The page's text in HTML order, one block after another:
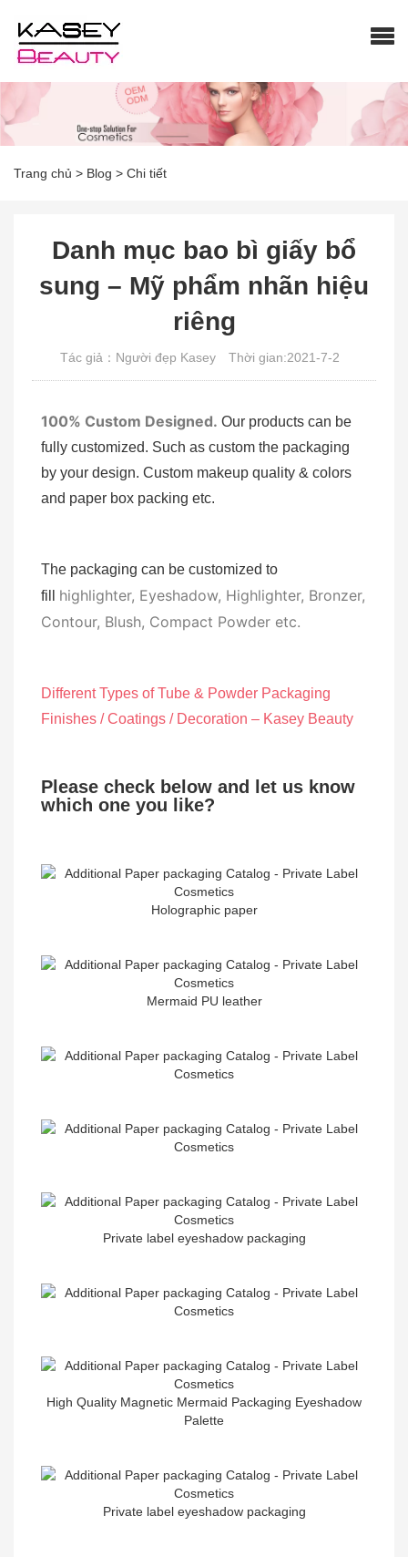
Trang chủ > Blog > Chi tiết
Danh mục bao bì giấy bổ
sung – Mỹ phẩm nhãn hiệu
riêng
Tác giả：Người đẹp Kasey Thời gian:2021-7-2
100% Custom Designed. Our products can be
fully customized. Such as custom the packaging
by your design. Custom makeup quality & colors
and paper box packing etc.
The packaging can be customized to
fill highlighter, Eyeshadow, Highlighter, Bronzer,
Contour, Blush, Compact Powder etc.
Different Types of Tube & Powder Packaging
Finishes / Coatings / Decoration – Kasey Beauty
Please check below and let us know
which one you like?
Holographic paper
Mermaid PU leather
Private label eyeshadow packaging
High Quality Magnetic Mermaid Packaging Eyeshadow
Palette
Private label eyeshadow packaging